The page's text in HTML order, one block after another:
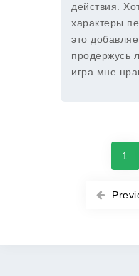
действия.
характеры
это
продержусь
игра мне
1